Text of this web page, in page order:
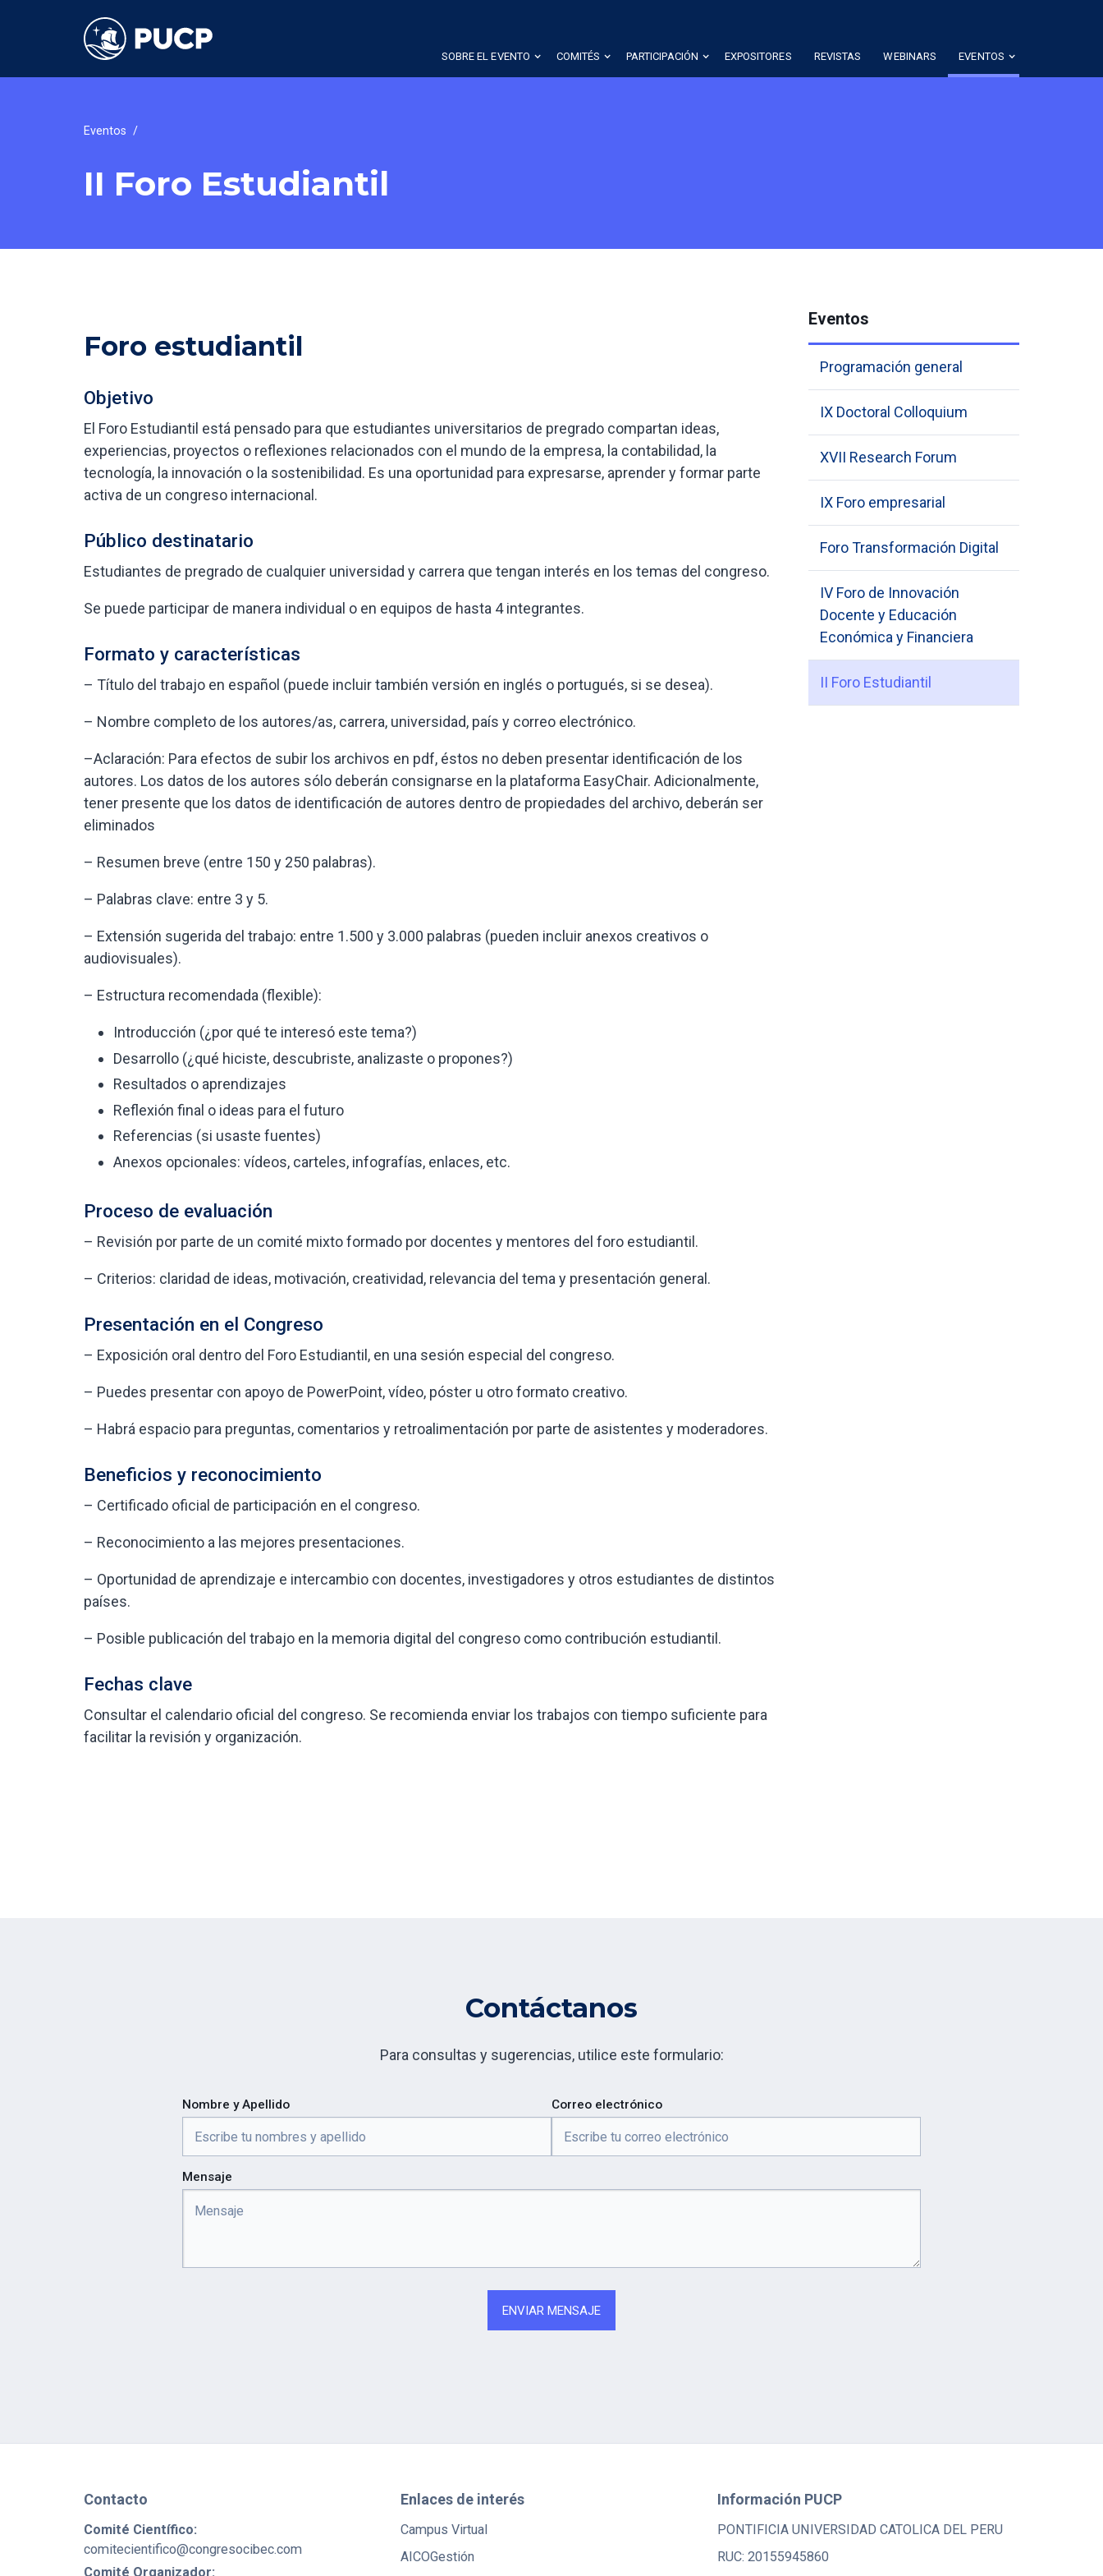
SOBRE EL EVENTO COMITÉS PARTICIPACIÓN EXPOSITORES REVISTAS WEBINARS EVENTOS
Eventos /
II Foro Estudiantil
Foro estudiantil
Objetivo
El Foro Estudiantil está pensado para que estudiantes universitarios de pregrado compartan ideas,
experiencias, proyectos o reflexiones relacionados con el mundo de la empresa, la contabilidad, la
tecnología, la innovación o la sostenibilidad. Es una oportunidad para expresarse, aprender y formar parte
activa de un congreso internacional.
Público destinatario
Estudiantes de pregrado de cualquier universidad y carrera que tengan interés en los temas del congreso.
Se puede participar de manera individual o en equipos de hasta 4 integrantes.
Formato y características
– Título del trabajo en español (puede incluir también versión en inglés o portugués, si se desea).
– Nombre completo de los autores/as, carrera, universidad, país y correo electrónico.
–Aclaración: Para efectos de subir los archivos en pdf, éstos no deben presentar identificación de los
autores. Los datos de los autores sólo deberán consignarse en la plataforma EasyChair. Adicionalmente,
tener presente que los datos de identificación de autores dentro de propiedades del archivo, deberán ser
eliminados
– Resumen breve (entre 150 y 250 palabras).
– Palabras clave: entre 3 y 5.
– Extensión sugerida del trabajo: entre 1.500 y 3.000 palabras (pueden incluir anexos creativos o
audiovisuales).
– Estructura recomendada (flexible):
Introducción (¿por qué te interesó este tema?)
Desarrollo (¿qué hiciste, descubriste, analizaste o propones?)
Resultados o aprendizajes
Reflexión final o ideas para el futuro
Referencias (si usaste fuentes)
Anexos opcionales: vídeos, carteles, infografías, enlaces, etc.
Proceso de evaluación
– Revisión por parte de un comité mixto formado por docentes y mentores del foro estudiantil.
– Criterios: claridad de ideas, motivación, creatividad, relevancia del tema y presentación general.
Presentación en el Congreso
– Exposición oral dentro del Foro Estudiantil, en una sesión especial del congreso.
– Puedes presentar con apoyo de PowerPoint, vídeo, póster u otro formato creativo.
– Habrá espacio para preguntas, comentarios y retroalimentación por parte de asistentes y moderadores.
Beneficios y reconocimiento
– Certificado oficial de participación en el congreso.
– Reconocimiento a las mejores presentaciones.
– Oportunidad de aprendizaje e intercambio con docentes, investigadores y otros estudiantes de distintos
países.
– Posible publicación del trabajo en la memoria digital del congreso como contribución estudiantil.
Fechas clave
Consultar el calendario oficial del congreso. Se recomienda enviar los trabajos con tiempo suficiente para
facilitar la revisión y organización.
Eventos
Programación general
IX Doctoral Colloquium
XVII Research Forum
IX Foro empresarial
Foro Transformación Digital
IV Foro de Innovación
Docente y Educación
Económica y Financiera
II Foro Estudiantil
Contáctanos
Para consultas y sugerencias, utilice este formulario:
Nombre y Apellido Correo electrónico
Mensaje
Contacto
Comité Científico:
comitecientifico@congresocibec.com
Comité Organizador:
Enlaces de interés
Campus Virtual
AICOGestión
Información PUCP
PONTIFICIA UNIVERSIDAD CATOLICA DEL PERU
RUC: 20155945860